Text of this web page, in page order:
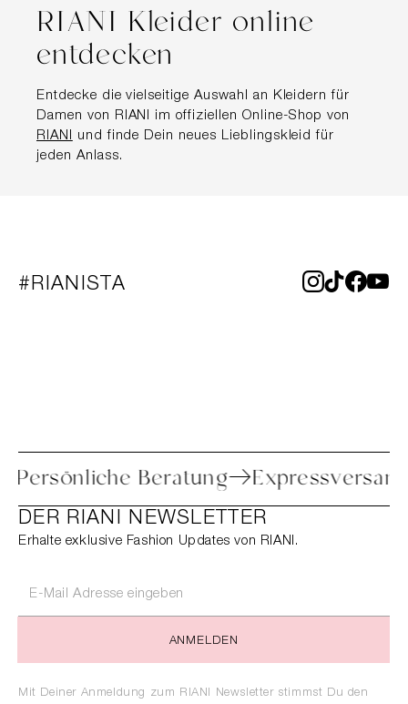
RIANI Kleider online
entdecken
Entdecke die vielseitige Auswahl an Kleidern für
Damen von RIANI im offiziellen Online-Shop von
RIANI
und finde Dein neues Lieblingskleid für
jeden Anlass.
#RIANISTA
Persönliche Beratung
DER RIANI NEWSLETTER
Erhalte exklusive Fashion Updates von RIANI.
ANMELDEN
Mit Deiner Anmeldung zum RIANI Newsletter stimmst Du den